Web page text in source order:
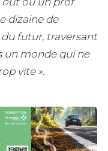
dizaine de
futur, traversant
un monde qui ne
vite ».